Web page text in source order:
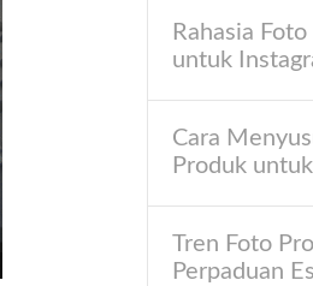
Rahasia
untuk
Cara
Produk
Tren Foto
Perpaduan